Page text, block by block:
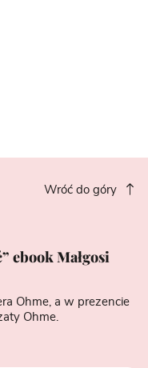
Wróć do góry
ebook Małgosi
Ohme, a w prezencie
Ohme.